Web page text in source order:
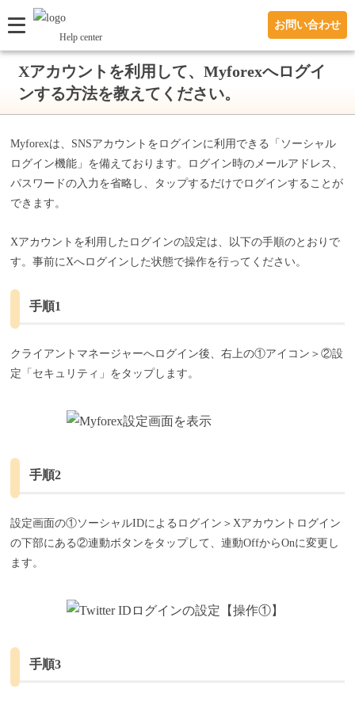
Help center
お問い合わせ
Xアカウントを利用して、Myforexへログイ
ンする方法を教えてください。
Myforexは、SNSアカウントをログインに利用できる「ソーシャル
ログイン機能」を備えております。ログイン時のメールアドレス、
パスワードの入力を省略し、タップするだけでログインすることが
できます。
Xアカウントを利用したログインの設定は、以下の手順のとおりで
す。事前にXへログインした状態で操作を行ってください。
手順1
クライアントマネージャーへログイン後、右上の①アイコン＞②設
定「セキュリティ」をタップします。
手順2
設定画面の①ソーシャルIDによるログイン＞Xアカウントログイン
の下部にある②連動ボタンをタップして、連動OffからOnに変更し
ます。
手順3